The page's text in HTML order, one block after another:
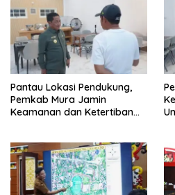
Pantau Lokasi Pendukung,
Pemkab Mura Jamin
Keamanan dan Ketertiban